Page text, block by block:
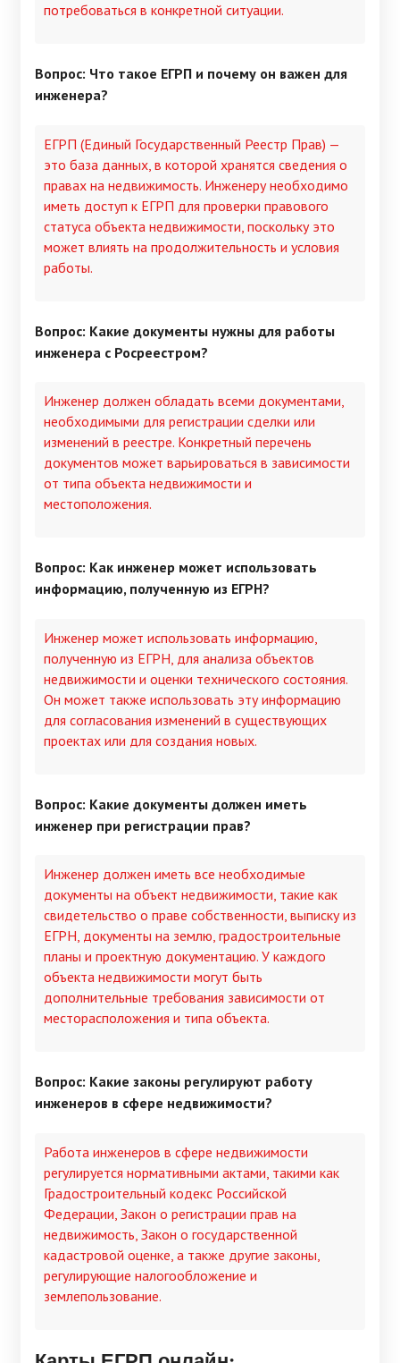
потребоваться в конкретной ситуации.
Вопрос: Что такое ЕГРП и почему он важен для
инженера?
ЕГРП (Единый Государственный Реестр Прав) —
это база данных, в которой хранятся сведения о
правах на недвижимость. Инженеру необходимо
иметь доступ к ЕГРП для проверки правового
статуса объекта недвижимости, поскольку это
может влиять на продолжительность и условия
работы.
Вопрос: Какие документы нужны для работы
инженера с Росреестром?
Инженер должен обладать всеми документами,
необходимыми для регистрации сделки или
изменений в реестре. Конкретный перечень
документов может варьироваться в зависимости
от типа объекта недвижимости и
местоположения.
Вопрос: Как инженер может использовать
информацию, полученную из ЕГРН?
Инженер может использовать информацию,
полученную из ЕГРН, для анализа объектов
недвижимости и оценки технического состояния.
Он может также использовать эту информацию
для согласования изменений в существующих
проектах или для создания новых.
Вопрос: Какие документы должен иметь
инженер при регистрации прав?
Инженер должен иметь все необходимые
документы на объект недвижимости, такие как
свидетельство о праве собственности, выписку из
ЕГРН, документы на землю, градостроительные
планы и проектную документацию. У каждого
объекта недвижимости могут быть
дополнительные требования зависимости от
месторасположения и типа объекта.
Вопрос: Какие законы регулируют работу
инженеров в сфере недвижимости?
Работа инженеров в сфере недвижимости
регулируется нормативными актами, такими как
Градостроительный кодекс Российской
Федерации, Закон о регистрации прав на
недвижимость, Закон о государственной
кадастровой оценке, а также другие законы,
регулирующие налогообложение и
землепользование.